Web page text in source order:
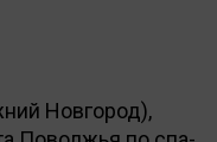
Новгород),